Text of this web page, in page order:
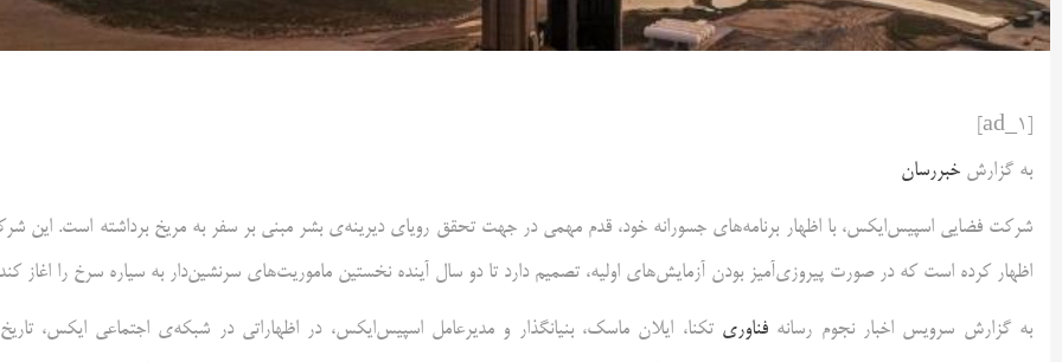
به گزارش خبررسان
شرکت فضایی اسپیس‌ایکس، با اظهار برنامه‌های جسورانه خود، قدم مهمی در جهت تحقق رویای دیرینه‌ی بشر مبنی بر سفر به مریخ برداشته است. این
اظهار کرده است که در صورت پیروزی‌آمیز بودن آزمایش‌های اولیه، تصمیم دارد تا دو سال آینده نخستین ماموریت‌های سرنشین‌دار به سیاره سرخ را اغاز
به گزارش سرویس اخبار نجوم رسانه فناوری